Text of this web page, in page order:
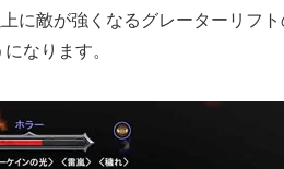
に敵が強くなるグレーターリフ
なります。